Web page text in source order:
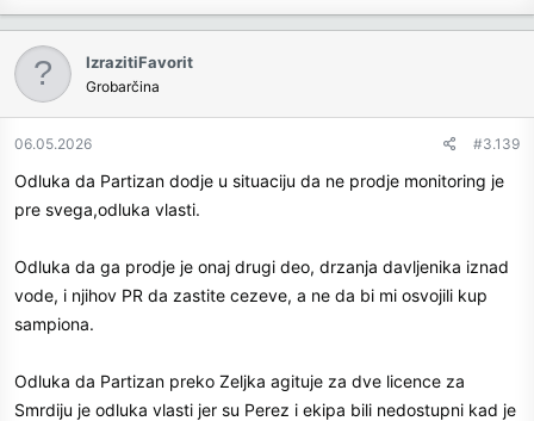
a
c
t
n
:
IzrazitiFavorit
Grobarčina
06.05.2026 #3.139
Odluka da Partizan dodje u situaciju da ne prodje monitoring je
pre svega,odluka vlasti.
Odluka da ga prodje je onaj drugi deo, drzanja davljenika iznad
vode, i njihov PR da zastite cezeve, a ne da bi mi osvojili kup
sampiona.
Odluka da Partizan preko Zeljka agituje za dve licence za
Smrdiju je odluka vlasti jer su Perez i ekipa bili nedostupni kad je